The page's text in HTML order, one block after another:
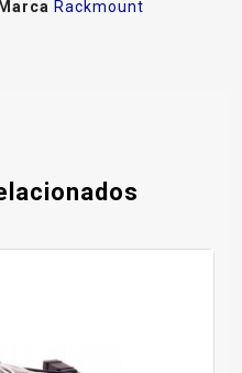
Marca Rackmount